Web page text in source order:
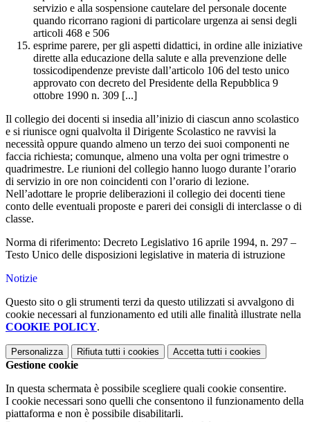
servizio e alla sospensione cautelare del personale docente
quando ricorrano ragioni di particolare urgenza ai sensi degli
articoli 468 e 506
esprime parere, per gli aspetti didattici, in ordine alle iniziative
dirette alla educazione della salute e alla prevenzione delle
tossicodipendenze previste dall’articolo 106 del testo unico
approvato con decreto del Presidente della Repubblica 9
ottobre 1990 n. 309 [...]
Il collegio dei docenti si insedia all’inizio di ciascun anno scolastico
e si riunisce ogni qualvolta il Dirigente Scolastico ne ravvisi la
necessità oppure quando almeno un terzo dei suoi componenti ne
faccia richiesta; comunque, almeno una volta per ogni trimestre o
quadrimestre. Le riunioni del collegio hanno luogo durante l’orario
di servizio in ore non coincidenti con l’orario di lezione.
Nell’adottare le proprie deliberazioni il collegio dei docenti tiene
conto delle eventuali proposte e pareri dei consigli di interclasse o di
classe.
Norma di riferimento: Decreto Legislativo 16 aprile 1994, n. 297 –
Testo Unico delle disposizioni legislative in materia di istruzione
Notizie
Questo sito o gli strumenti terzi da questo utilizzati si avvalgono di
cookie necessari al funzionamento ed utili alle finalità illustrate nella
COOKIE POLICY.
Personalizza Rifiuta tutti i cookies Accetta tutti i cookies
Gestione cookie
In questa schermata è possibile scegliere quali cookie consentire.
I cookie necessari sono quelli che consentono il funzionamento della
piattaforma e non è possibile disabilitarli.